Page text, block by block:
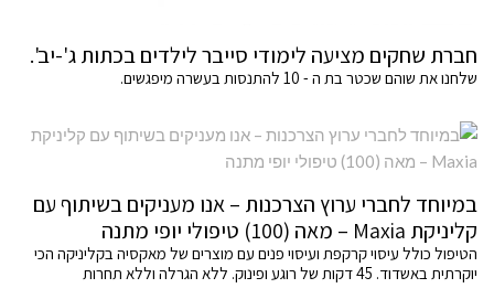
חברת שחקים מציעה לימודי סייבר לילדים בכתות ג'-יב'.
שלחנו את שוהם שכטר בת ה - 10 להתנסות בעשרה מיפגשים.
במיוחד לחברי ערוץ הצרכנות – אנו מעניקים בשיתוף עם
קליניקת Maxia – מאה (100) טיפולי יופי מתנה
הטיפול כולל עיסוי קרקפת ועיסוי פנים עם מוצרים של מאקסיה בקליניקה הכי
יוקרתית באשדוד. 45 דקות של רוגע ופינוק. ללא הגרלה וללא תחרות